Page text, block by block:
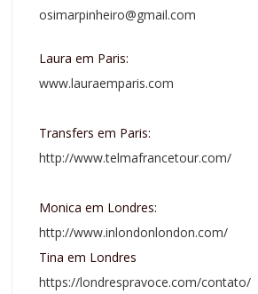
osimarpinheiro@gmail.com
Laura em Paris:
www.lauraemparis.com
Transfers em Paris:
http://www.telmafrancetour.com/
Monica em Londres:
http://www.inlondonlondon.com/
Tina em Londres
https://londrespravoce.com/contato/